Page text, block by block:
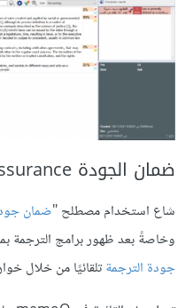
ضمان الجودة Quality Assurance
شاع استخدام مصطلح "ضمان
وخاصةً بعد ظهور برامج الترجمة
جودة الترجمةتلقائيًا من خلال